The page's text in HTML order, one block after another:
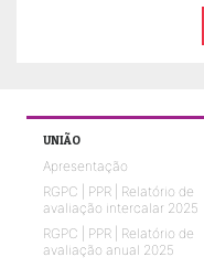
UNIÃO
Apresentação
RGPC | PPR | Relatório de
avaliação intercalar 2025
RGPC | PPR | Relatório de
avaliação anual 2025